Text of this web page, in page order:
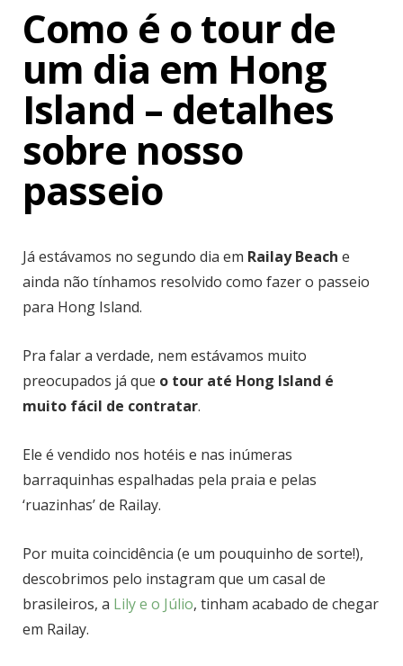
Como é o tour de
um dia em Hong
Island – detalhes
sobre nosso
passeio
Já estávamos no segundo dia em Railay Beach e
ainda não tínhamos resolvido como fazer o passeio
para Hong Island.
Pra falar a verdade, nem estávamos muito
preocupados já que o tour até Hong Island é
muito fácil de contratar.
Ele é vendido nos hotéis e nas inúmeras
barraquinhas espalhadas pela praia e pelas
‘ruazinhas’ de Railay.
Por muita coincidência (e um pouquinho de sorte!),
descobrimos pelo instagram que um casal de
brasileiros, a Lily e o Júlio, tinham acabado de chegar
em Railay.